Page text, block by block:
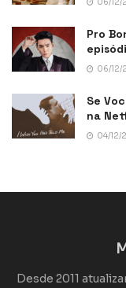
Pro
06/12/
Se
na
04/12/
Desde 2011